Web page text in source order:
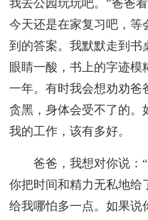
我去公园玩玩吧。”爸爸
今天还是在家复习吧，等
到的答案。我默默走到书
眼睛一酸，书上的字迹模
一年。有时我会想劝劝爸
贪黑，身体会受不了的。
我的工作，该有多好。
爸爸，我想对你说：“
你把时间和精力无私地给
给我哪怕多一点。如果说